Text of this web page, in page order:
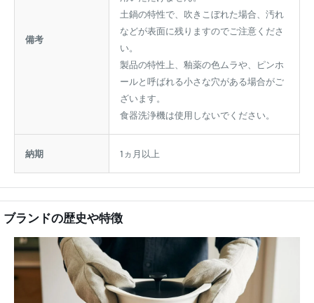
備考
土鍋の特性で、吹きこぼれた場合、汚れ
などが表面に残りますのでご注意くださ
い。
製品の特性上、釉薬の色ムラや、ピンホ
ールと呼ばれる小さな穴がある場合がご
ざいます。
食器洗浄機は使用しないでください。
納期 1ヵ月以上
ブランドの歴史や特徴